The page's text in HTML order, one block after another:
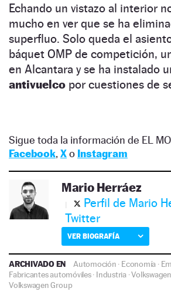
Echando un vistazo al interior
mucho en ver que se ha
superfluo. Solo queda el
báquet OMP de competición,
en Alcantara y se ha instalado
antivuelco por cuestiones de
Sigue toda la información de EL
Facebook, Xo Instagram
Mario Herráez
Perfil de Mario
Twitter
VER BIOGRAFÍA
ARCHIVADO EN Automoción · Economía ·
Fabricantes automóviles· Industria·Volkswagen
Volkswagen Group